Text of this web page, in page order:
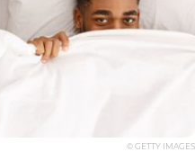
© GETTY IMAGES